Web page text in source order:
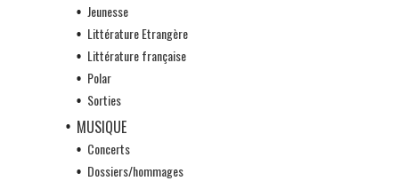
Jeunesse
Littérature Etrangère
Littérature française
Polar
Sorties
MUSIQUE
Concerts
Dossiers/hommages